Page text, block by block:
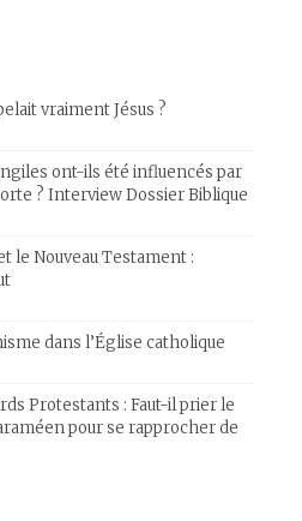
vraiment Jésus ?
ont-ils été influencés par
? Interview Dossier Biblique
le Nouveau Testament :
dans l’Église catholique
Protestants : Faut-il prier le
pour se rapprocher de